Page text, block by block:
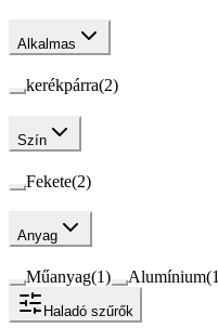
Alkalmas
kerékpárra(2)
Szín
Fekete(2)
Anyag
Műanyag(1) Alumínium(1
Haladó szűrők